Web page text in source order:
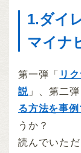
1.ダイ
マイナ
第一弾「 リ
説」、第二弾
る方法を事
うか？
読んでいた